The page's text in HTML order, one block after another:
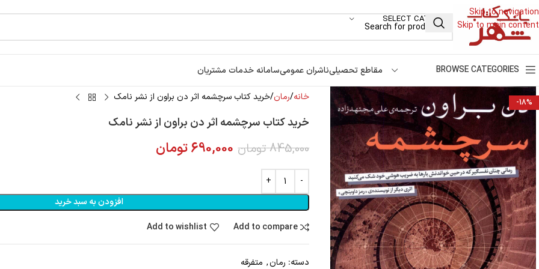
Skip to navigation
Skip to main content
SELECT CATEGORY
BROWSE CATEGORIES مقاطع تحصیلیناشران عمومیسامانه خدمات مشتریان
-18% خانه رمان خرید کتاب سرچشمه اثر دن براون از نشر نامک
خرید کتاب سرچشمه اثر دن براون از نشر نامک
845,000 تومان 690,000تومان
افزودن به سبد خرید
Add to compare
Add to wishlist
دسته: رمان, متفرقه